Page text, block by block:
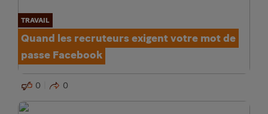
TRAVAIL
Quand les recruteurs exigent votre mot de
passe Facebook
0 0